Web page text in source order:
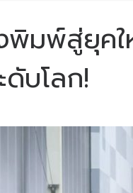
พิมพ์สู่ยุค
ดับโลก!